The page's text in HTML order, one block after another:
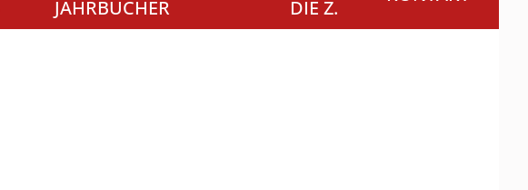
JAHRBÜCHER
DIE Z.